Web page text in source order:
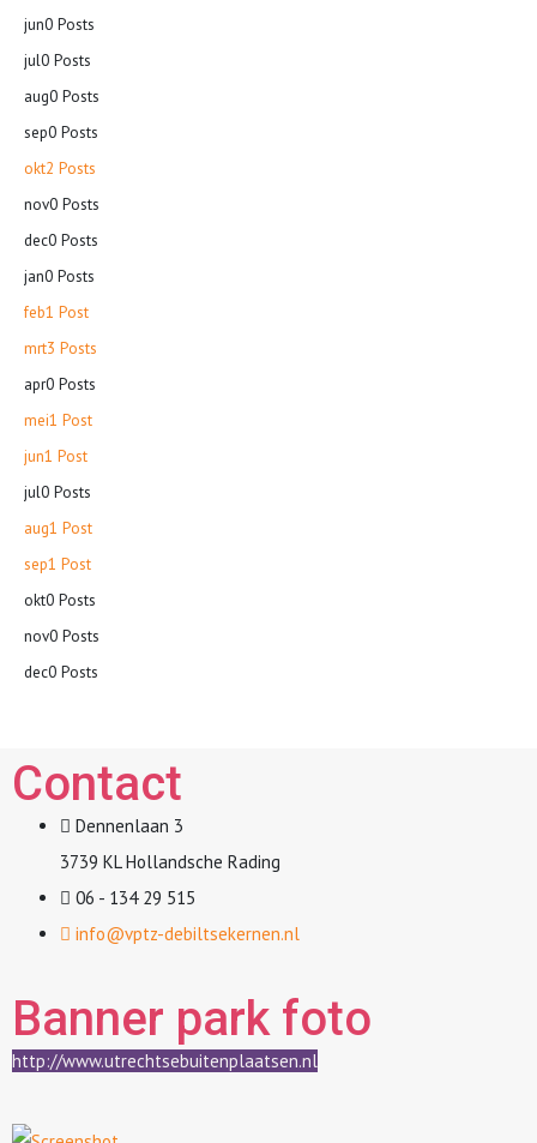
jun0 Posts
jul0 Posts
aug0 Posts
sep0 Posts
okt2 Posts
nov0 Posts
dec0 Posts
jan0 Posts
feb1 Post
mrt3 Posts
apr0 Posts
mei1 Post
jun1 Post
jul0 Posts
aug1 Post
sep1 Post
okt0 Posts
nov0 Posts
dec0 Posts
Contact
Dennenlaan 3
3739 KL Hollandsche Rading
06 - 134 29 515
info@vptz-debiltsekernen.nl
Banner park foto
http://www.utrechtsebuitenplaatsen.nl